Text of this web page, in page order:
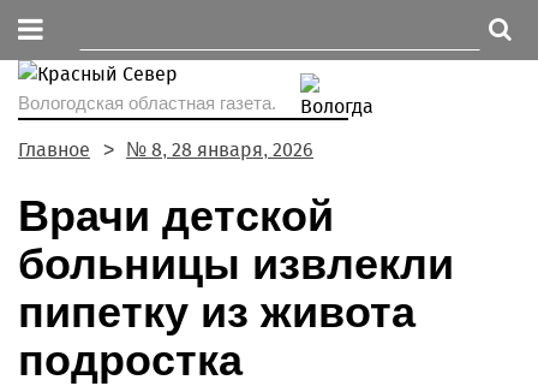
Вологодская областная газета.
Главное № 8, 28 января, 2026
Врачи детской
больницы извлекли
пипетку из живота
подростка